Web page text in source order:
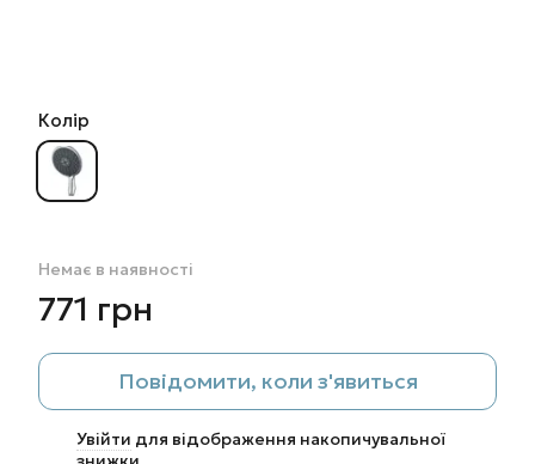
Колір
Немає в наявності
771 грн
Повідомити, коли з'явиться
Увійти для відображення накопичувальної